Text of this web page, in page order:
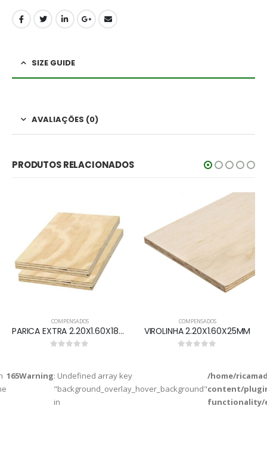
SIZE GUIDE
AVALIAÇÕES (0)
PRODUTOS RELACIONADOS
COMPENSADOS
PARICA EXTRA 2.20X1.60X18MM
COMPENSADOS
VIROLINHA 2.20X1.60X25MM
165Warning: Undefined array key
"background_overlay_hover_background"
in
/home/
content/
functionality/